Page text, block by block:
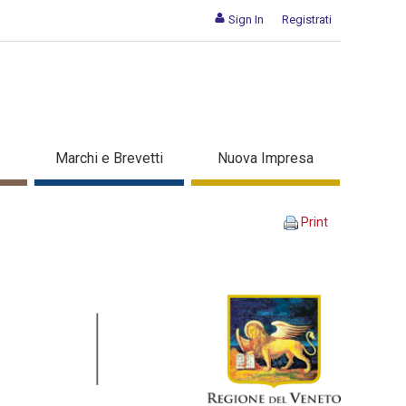
Sign In Registrati
Marchi e Brevetti Nuova Impresa
Print